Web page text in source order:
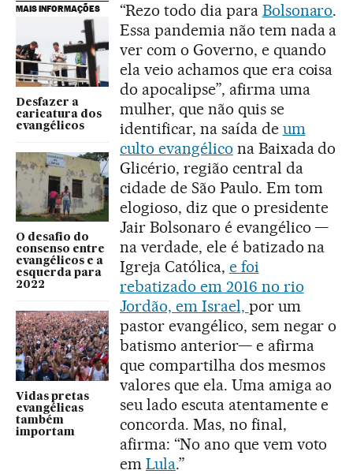
MAIS INFORMAÇÕES
Desfazer a
caricatura dos
evangélicos
O desafio do
consenso entre
evangélicos e a
esquerda para
2022
Vidas pretas
evangélicas
também
importam
“Rezo todo dia para Bolsonaro.
Essa pandemia não tem nada a
ver com o Governo, e quando
ela veio achamos que era coisa
do apocalipse”, afirma uma
mulher, que não quis se
identificar, na saída de um
culto evangélico na Baixada do
Glicério, região central da
cidade de São Paulo. Em tom
elogioso, diz que o presidente
Jair Bolsonaro é evangélico —
na verdade, ele é batizado na
Igreja Católica, e foi
rebatizado em 2016 no rio
Jordão, em Israel, por um
pastor evangélico, sem negar o
batismo anterior— e afirma
que compartilha dos mesmos
valores que ela. Uma amiga ao
seu lado escuta atentamente e
concorda. Mas, no final,
afirma: “No ano que vem voto
em Lula.”